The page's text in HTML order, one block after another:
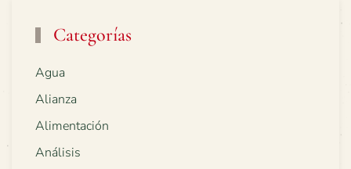
Categorías
Agua
Alianza
Alimentación
Análisis